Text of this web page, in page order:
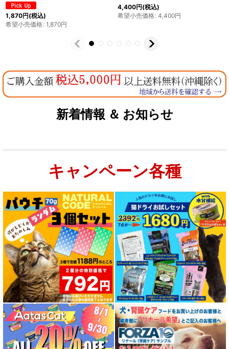
5,720円(税込)
希望小売価格: 5,720円
1,870円(税込)
新着情報 ＆ お知らせ
キャンペーン各種